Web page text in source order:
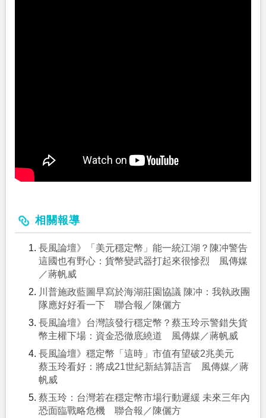
相關報導
長風論壇》「美元穩定幣」能一統江湖？陳冲警告
這國也有野心：貨幣變武器打起來很慘烈 風傳媒
／蔣帆威
川普施政藍圖早寫於海湖莊園協議 陳冲：我執政團
隊應好好看一下 聯合報／陳儷方
長風論壇》台灣該發行穩定幣？蔡玉玲示警錯失貨
幣主權下場：資金恐徹底繞道 風傳媒／蔣帆威
長風論壇》穩定幣「這時」市值有望破2兆美元
蔡玉玲看好：將成21世紀新結算語言 風傳媒／蔣
帆威
蔡玉玲：台灣若在穩定幣市場行動遲緩 未來三年內
恐面臨戰略危機 聯合報／陳儷方